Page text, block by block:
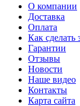
О компании
Доставка
Оплата
Как сделать
Гарантии
Отзывы
Новости
Наше видео
Контакты
Карта сайта